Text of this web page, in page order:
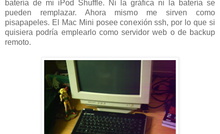
batería de mi iPod Shuffle. Ni la gráfica ni la batería se
pueden remplazar. Ahora mismo me sirven como
pisapapeles. El Mac Mini posee conexión ssh, por lo que si
quisiera podría emplearlo como servidor web o de backup
remoto.